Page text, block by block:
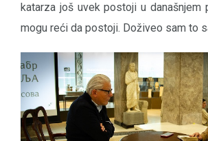
katarza još uvek postoji u današnjem
mogu reći da postoji. Doživeo sam to